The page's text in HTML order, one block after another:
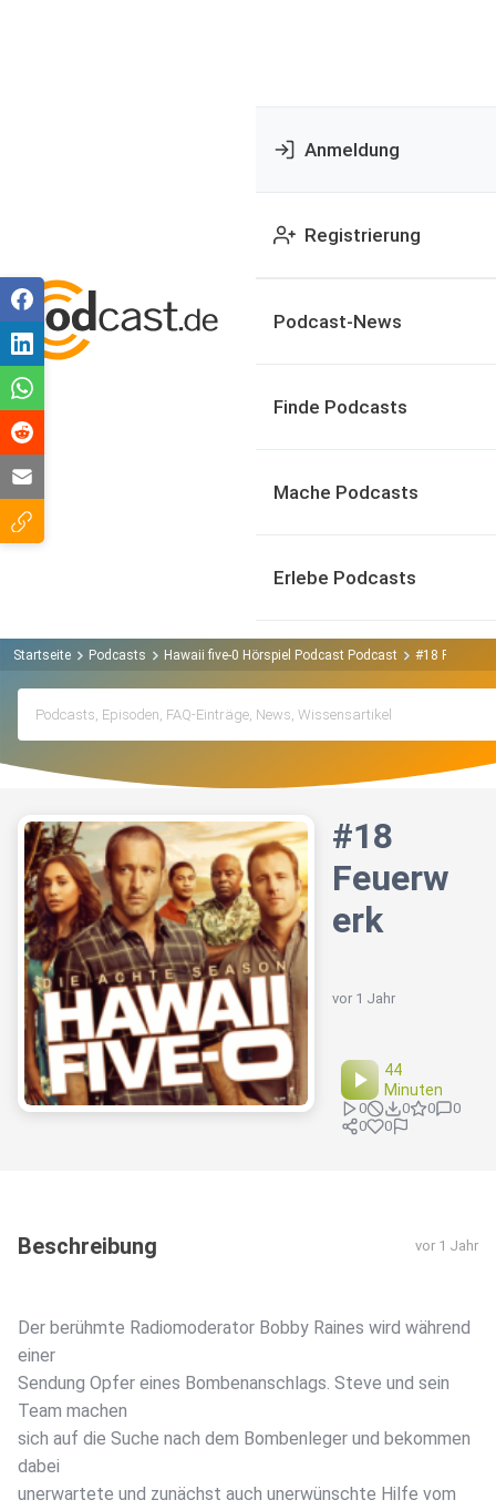
Anmeldung
Registrierung
Podcast-News
Finde Podcasts
Mache Podcasts
Erlebe Podcasts
Startseite Podcasts Hawaii five-0 Hörspiel Podcast Podcast #18
#18
Feuerw
erk
vor 1 Jahr
44
Minuten
0 0 0
0
0
0
Beschreibung vor 1 Jahr
Der berühmte Radiomoderator Bobby Raines wird während
einer
Sendung Opfer eines Bombenanschlags. Steve und sein
Team machen
sich auf die Suche nach dem Bombenleger und bekommen
dabei
unerwartete und zunächst auch unerwünschte Hilfe vom